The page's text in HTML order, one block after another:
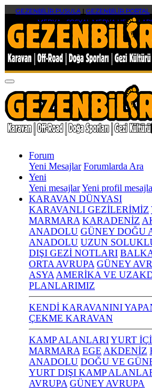
GEZENBİLİR PUSULA| GEZENBİLİR PORTAL|
MEDYA|SOSYAL MEDYA
Forum
Yeni Mesajlar Forumlarda Ara
Yeni
Yeni mesajlarYeni profil
KARAVAN DÜNYASI
KARAVANLI GEZİLERİMİZ
MARMARA KARADENİZ
ANADOLU GÜNEY DOĞU
ANADOLU UZUN
DIŞI GEZİ NOTLARI
ORTA AVRUPA GÜNEY
ASYA AMERİKA VE
PLANLARIMIZ
KENDİ KARAVANINI
ÇEKME KARAVAN
KAMP ALANLARIYURT
MARMARA EGE AKDENİZ
ANADOLU DOĞU VE
YURT DIŞI KAMP
AVRUPA GÜNEY AVRUPA